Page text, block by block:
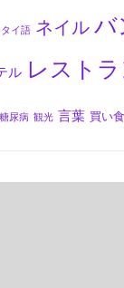
タイ語 ネイル バ
ル レストラ
糖尿病 観光 言葉 買い